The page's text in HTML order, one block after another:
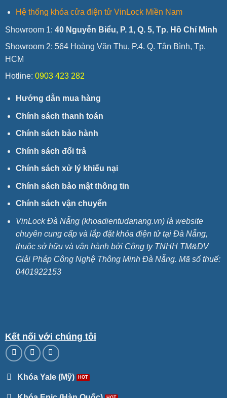
Hệ thống khóa cửa điện tử VinLock Miền Nam
Showroom 1: 40 Nguyễn Biểu, P. 1, Q. 5, Tp. Hồ Chí Minh
Showroom 2: 564 Hoàng Văn Thụ, P.4. Q. Tân Bình, Tp.
HCM
Hotline: 0903 423 282
Hướng dẫn mua hàng
Chính sách thanh toán
Chính sách bảo hành
Chính sách đổi trả
Chính sách xử lý khiếu nại
Chính sách bảo mật thông tin
Chính sách vận chuyển
VinLock Đà Nẵng (khoadientudanang.vn) là website
chuyên cung cấp và lắp đặt khóa điện tử tại Đà Nẵng,
thuộc sở hữu và vận hành bởi Công ty TNHH TM&DV
Giải Pháp Công Nghệ Thông Minh Đà Nẵng. Mã số thuế:
0401922153
Kết nối với chúng tôi
Khóa Yale (Mỹ)